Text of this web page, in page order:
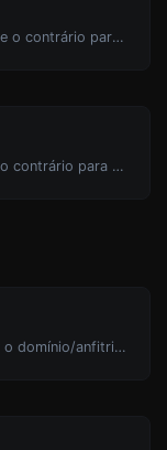
Converta texto para decimal e o contrário para qualquer entrada de string.
Converter texto para octal e o contrário para qualquer entrada de string.
Pegue um IP e tente procurar o domínio/anfitrião associado a ele.